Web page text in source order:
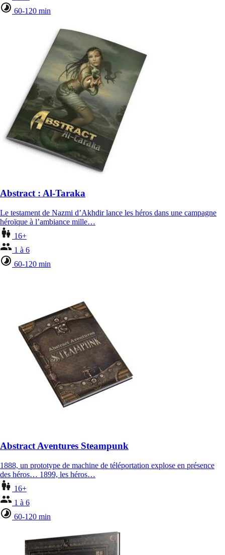
60-120 min
Abstract : Al-Taraka
Le testament de Nazmi d’Akhdir lance les héros dans une campagne
héroïque à l’ambiance mille…
16+
1 à 6
60-120 min
Abstract Aventures Steampunk
1888, un prototype de machine de téléportation explose en présence
des héros… 1899, les héros…
16+
1 à 6
60-120 min